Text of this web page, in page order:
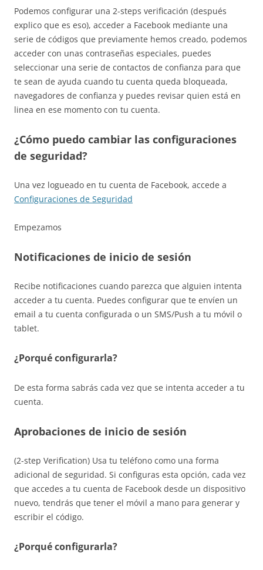
Podemos configurar una 2-steps verificación (después
explico que es eso), acceder a Facebook mediante una
serie de códigos que previamente hemos creado, podemos
acceder con unas contraseñas especiales, puedes
seleccionar una serie de contactos de confianza para que
te sean de ayuda cuando tu cuenta queda bloqueada,
navegadores de confianza y puedes revisar quien está en
linea en ese momento con tu cuenta.
¿Cómo puedo cambiar las configuraciones
de seguridad?
Una vez logueado en tu cuenta de Facebook, accede a
Configuraciones de Seguridad
Empezamos
Notificaciones de inicio de sesión
Recibe notificaciones cuando parezca que alguien intenta
acceder a tu cuenta. Puedes configurar que te envíen un
email a tu cuenta configurada o un SMS/Push a tu móvil o
tablet.
¿Porqué configurarla?
De esta forma sabrás cada vez que se intenta acceder a tu
cuenta.
Aprobaciones de inicio de sesión
(2-step Verification) Usa tu teléfono como una forma
adicional de seguridad. Si configuras esta opción, cada vez
que accedes a tu cuenta de Facebook desde un dispositivo
nuevo, tendrás que tener el móvil a mano para generar y
escribir el código.
¿Porqué configurarla?